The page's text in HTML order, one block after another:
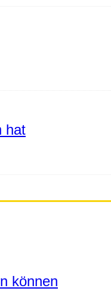
hat
können